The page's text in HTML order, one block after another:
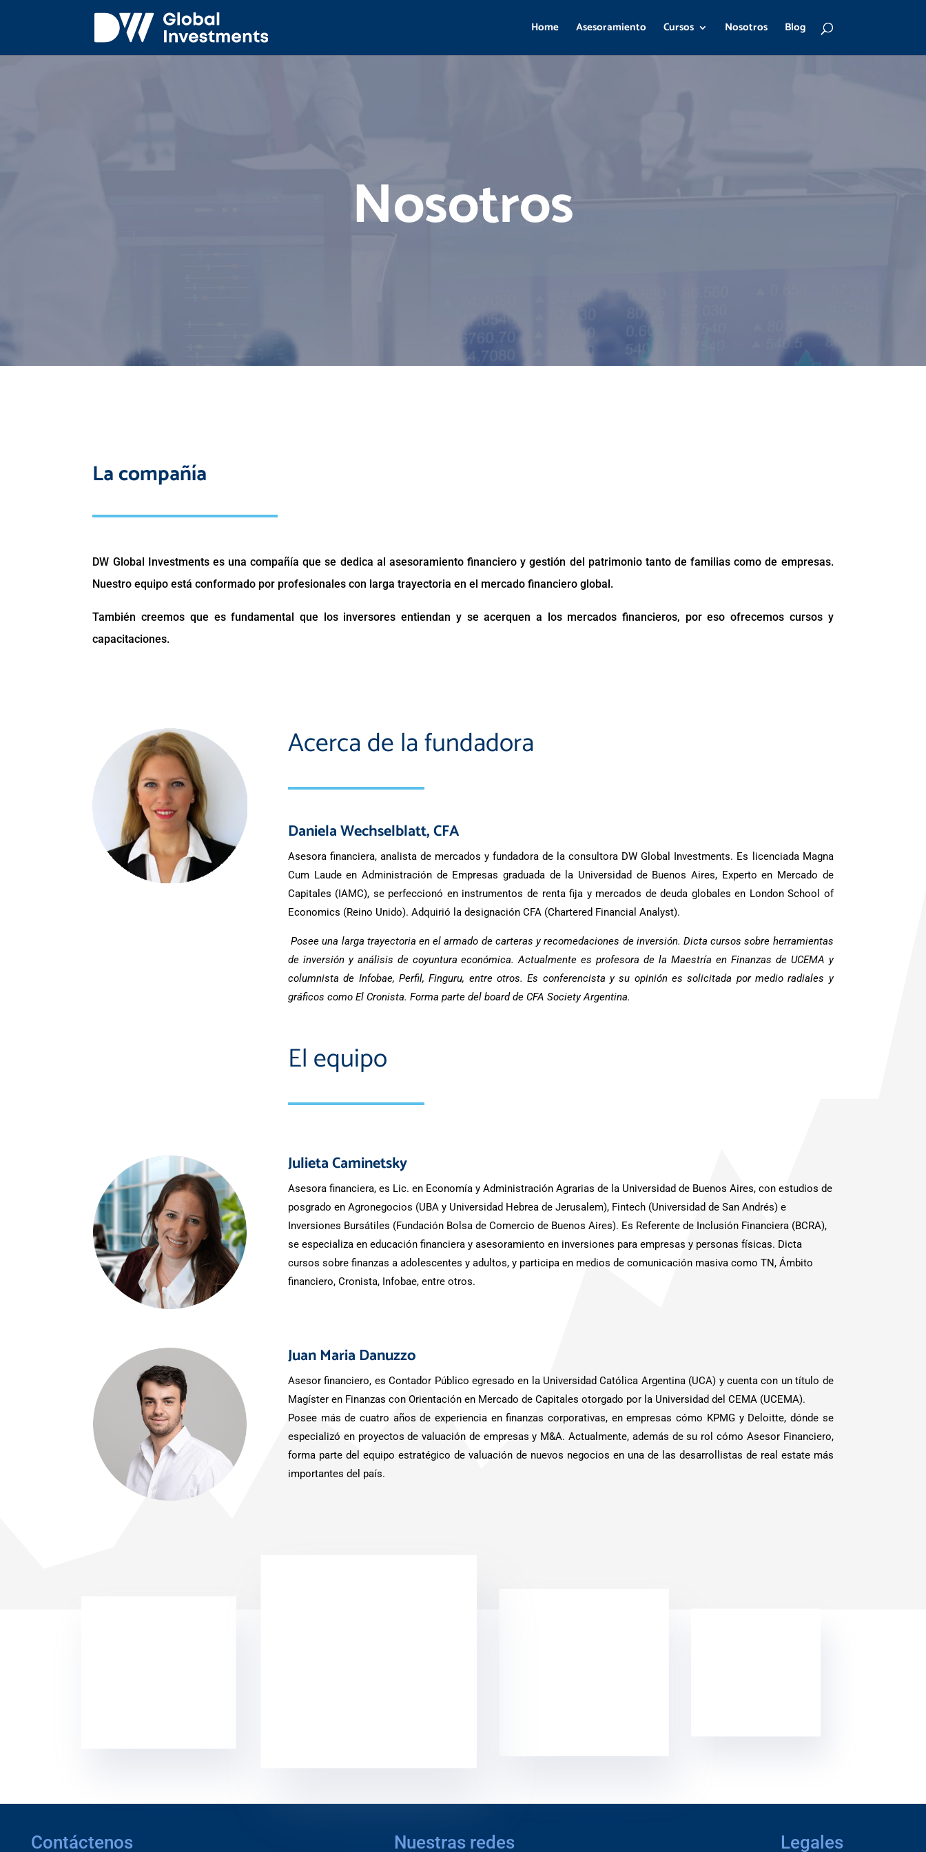
Home Asesoramiento Cursos Nosotros Blog
Nosotros
La compañía
DW Global Investments es una compañía que se dedica al asesoramiento financiero y gestión del patrimonio tanto de familias como de empresas.
Nuestro equipo está conformado por profesionales con larga trayectoria en el mercado financiero global.
También creemos que es fundamental que los inversores entiendan y se acerquen a los mercados financieros, por eso ofrecemos cursos y
capacitaciones.
Acerca de la fundadora
Daniela Wechselblatt, CFA
Asesora financiera, analista de mercados y fundadora de la consultora DW Global Investments. Es licenciada Magna
Cum Laude en Administración de Empresas graduada de la Universidad de Buenos Aires, Experto en Mercado de
Capitales (IAMC), se perfeccionó en instrumentos de renta fija y mercados de deuda globales en London School of
Economics (Reino Unido). Adquirió la designación CFA (Chartered Financial Analyst).
Posee una larga trayectoria en el armado de carteras y recomedaciones de inversión. Dicta cursos sobre herramientas
de inversión y análisis de coyuntura económica. Actualmente es profesora de la Maestría en Finanzas de UCEMA y
columnista de Infobae, Perfil, Finguru, entre otros. Es conferencista y su opinión es solicitada por medio radiales y
gráficos como El Cronista. Forma parte del board de CFA Society Argentina.
El equipo
Julieta Caminetsky
Asesora financiera, es Lic. en Economía y Administración Agrarias de la Universidad de Buenos Aires, con estudios de
posgrado en Agronegocios (UBA y Universidad Hebrea de Jerusalem), Fintech (Universidad de San Andrés) e
Inversiones Bursátiles (Fundación Bolsa de Comercio de Buenos Aires). Es Referente de Inclusión Financiera (BCRA),
se especializa en educación financiera y asesoramiento en inversiones para empresas y personas físicas. Dicta
cursos sobre finanzas a adolescentes y adultos, y participa en medios de comunicación masiva como TN, Ámbito
financiero, Cronista, Infobae, entre otros.
Juan Maria Danuzzo
Asesor financiero, es Contador Público egresado en la Universidad Católica Argentina (UCA) y cuenta con un título de
Magíster en Finanzas con Orientación en Mercado de Capitales otorgado por la Universidad del CEMA (UCEMA).
Posee más de cuatro años de experiencia en finanzas corporativas, en empresas cómo KPMG y Deloitte, dónde se
especializó en proyectos de valuación de empresas y M&A. Actualmente, además de su rol cómo Asesor Financiero,
forma parte del equipo estratégico de valuación de nuevos negocios en una de las desarrollistas de real estate más
importantes del país.
Contáctenos Nuestras redes Legales